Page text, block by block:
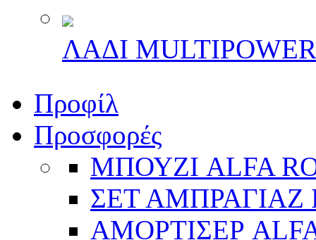
ΛΑΔΙ
Προφίλ
Προσφορές
ΜΠΟΥΖΙ ALFA
ΣΕΤ ΑΜΠΡΑΓΙΑΖ
ΑΜΟΡΤΙΣΕΡ